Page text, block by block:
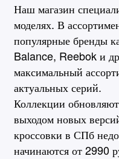
Наш магазин
моделях. В
популярные бренды
Balance, Reebok и
максимальный
актуальных серий.
Коллекции
выходом новых
кроссовки в СПб
начинаются от 2990